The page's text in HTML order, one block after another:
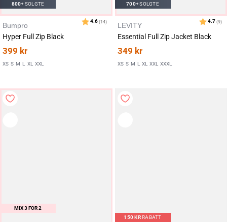
800+SOLGTE
Bumpro
Hyper Full Zip Black
399 kr
XS S M L XL XXL
700+SOLGTE
LEVITY
Essential Full Zip Jacket Black
349 kr
XS S M L XL XXL XXXL
MIX 3 FOR 2
150KRRABATT